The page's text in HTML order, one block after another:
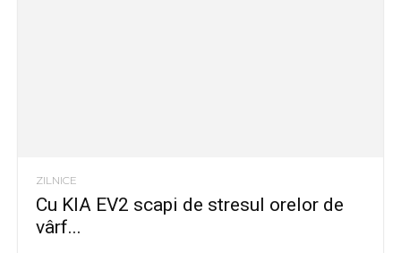
ZILNICE
Cu KIA EV2 scapi de stresul orelor de
vârf...